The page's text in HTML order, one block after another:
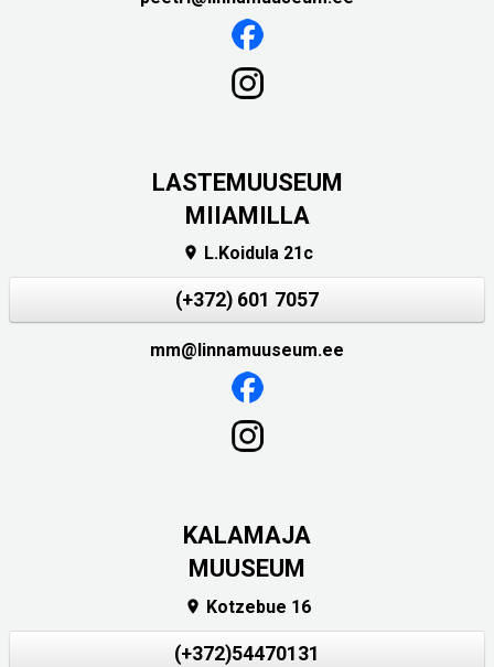
LASTEMUUSEUM
MIIAMILLA
 L.Koidula 21c
(+372) 601 7057
mm@linnamuuseum.ee
KALAMAJA
MUUSEUM
 Kotzebue 16
(+372)54470131